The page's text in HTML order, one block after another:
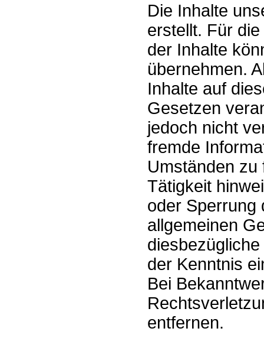
Die Inhalte
erstellt. Für
der Inhalte
übernehmen.
Inhalte auf
Gesetzen
jedoch nicht
fremde
Umständen
Tätigkeit
oder Sperrung
allgemeinen
der Kenntnis
Bei
entfernen.